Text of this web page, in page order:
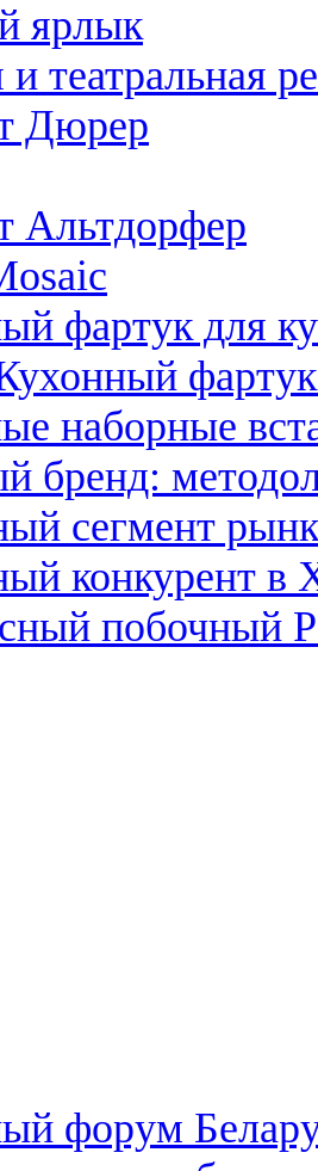
ярлык
и театральная
Дюрер
Альтдорфер
фартук для
наборные
бренд:
сегмент
конкурент в
побочный
форум